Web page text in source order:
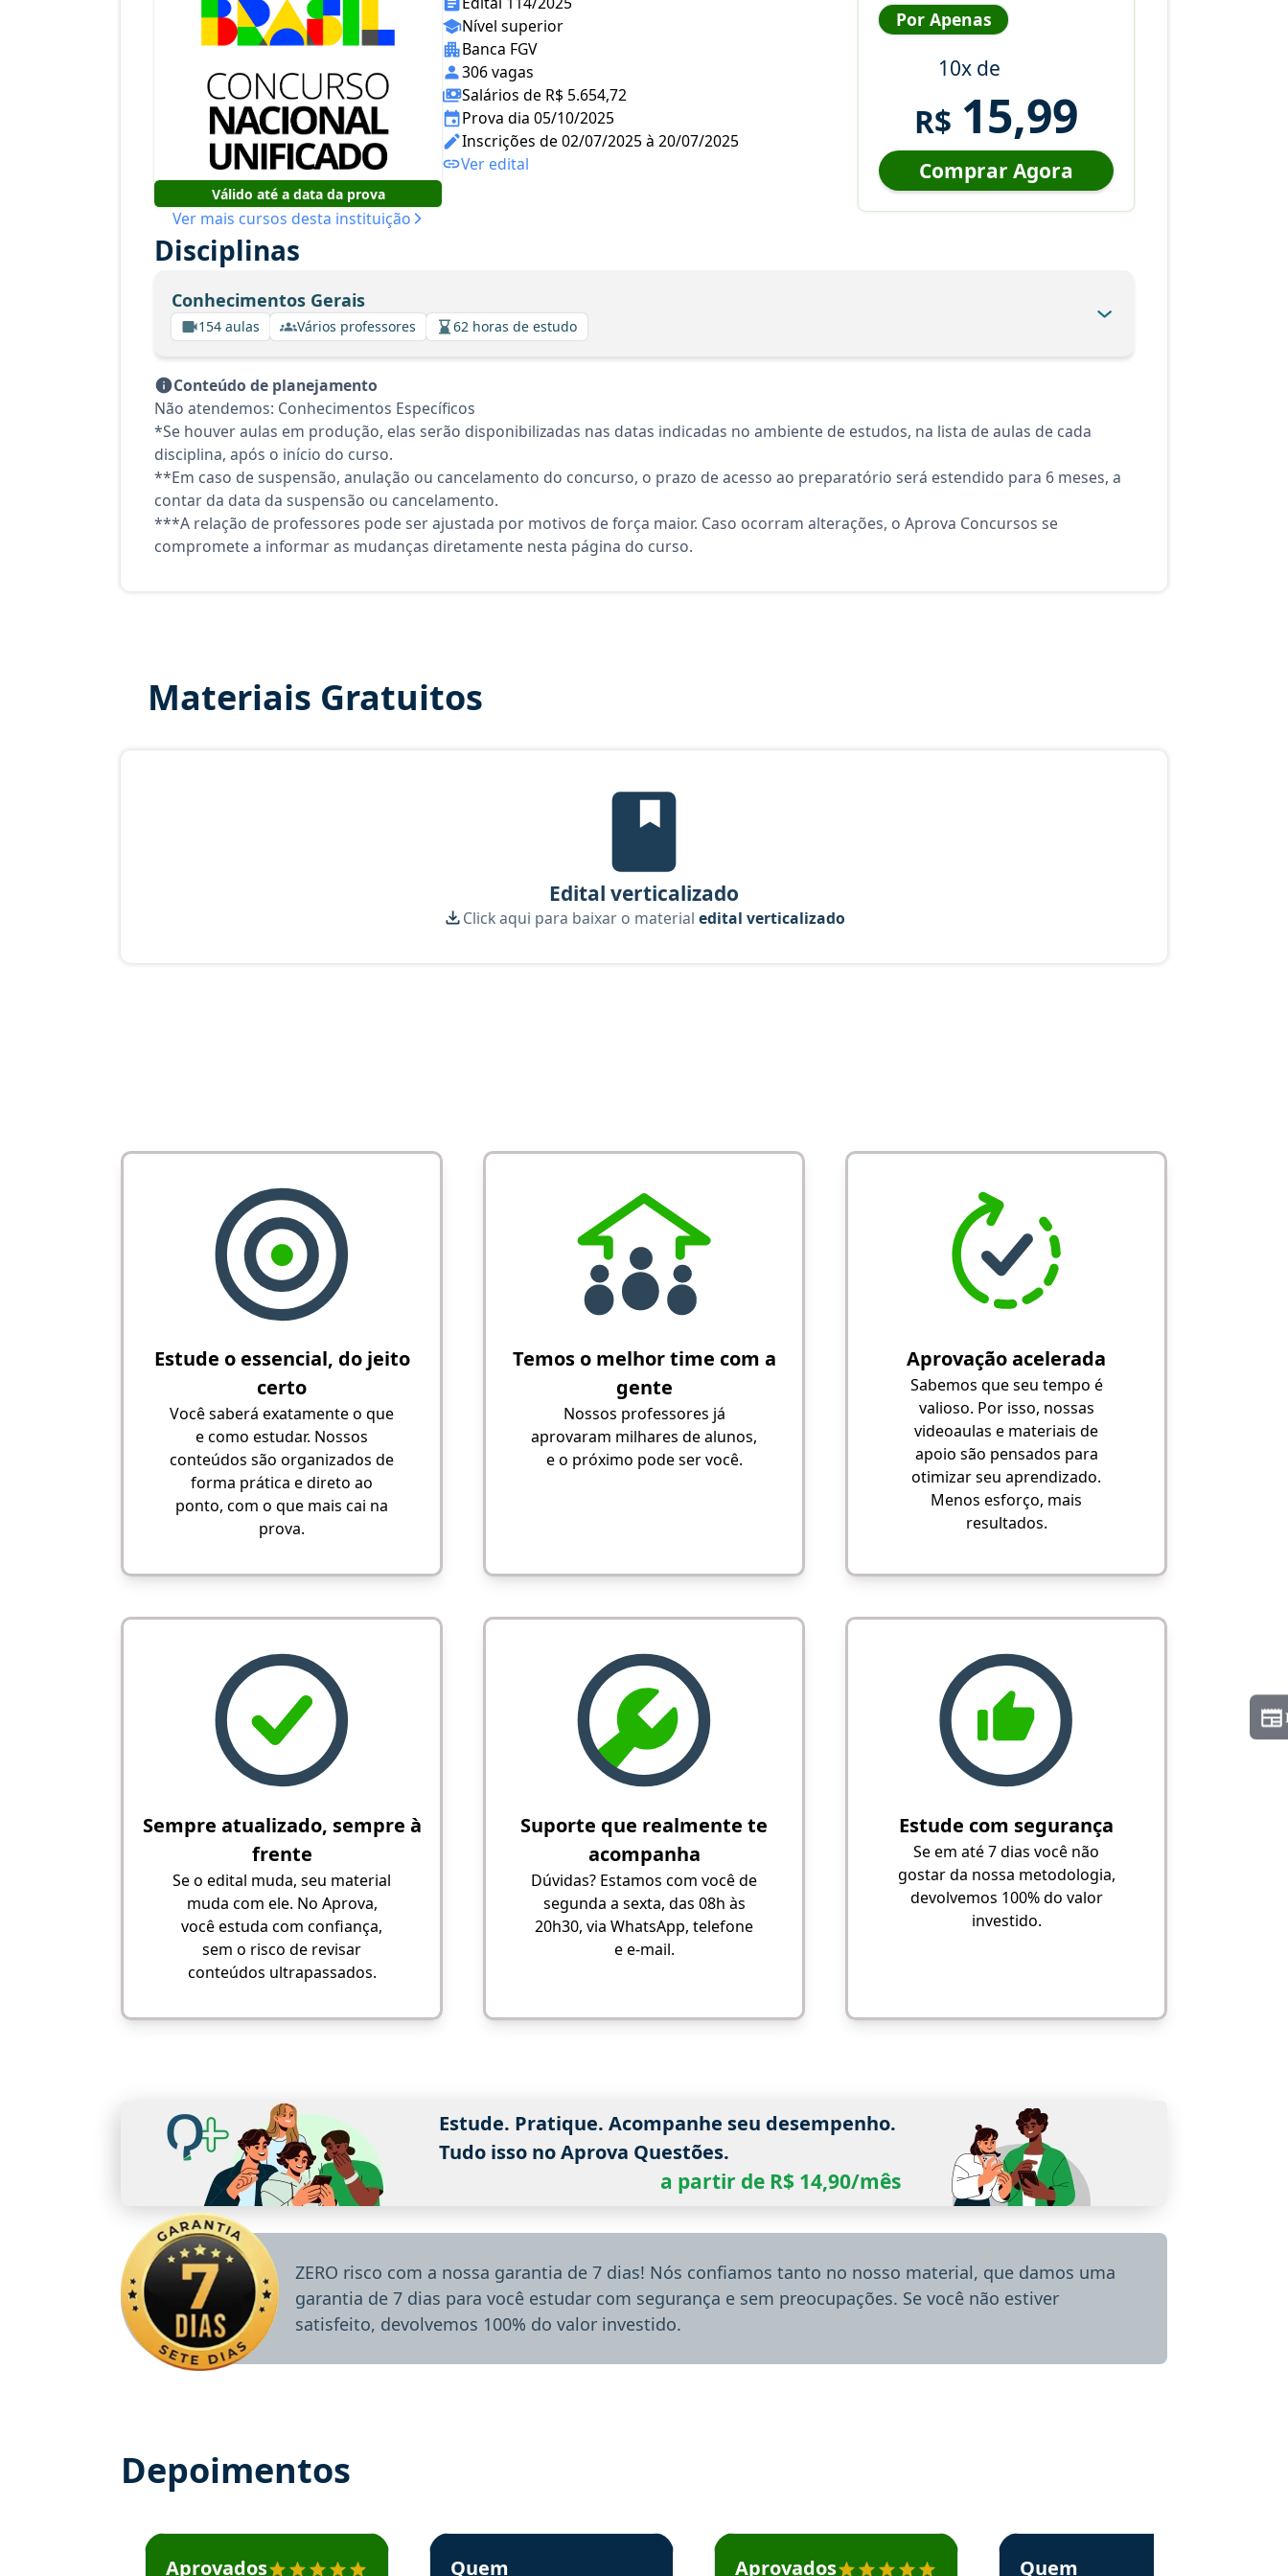
Válido até a data da prova
Ver mais cursos desta instituição
Nível superior
Banca FGV
306 vagas
Salários de R$ 5.654,72
Prova dia 05/10/2025
Inscrições de 02/07/2025 à 20/07/2025
Ver edital
Por Apenas
10x de
R$ 15,99
Comprar Agora
Disciplinas
Conhecimentos Gerais
154 aulas Vários professores 62 horas de estudo
Conteúdo de planejamento
Não atendemos: Conhecimentos Específicos
*Se houver aulas em produção, elas serão disponibilizadas nas datas indicadas no ambiente de estudos, na lista de aulas de cada
disciplina, após o início do curso.
**Em caso de suspensão, anulação ou cancelamento do concurso, o prazo de acesso ao preparatório será estendido para 6 meses, a
contar da data da suspensão ou cancelamento.
***A relação de professores pode ser ajustada por motivos de força maior. Caso ocorram alterações, o Aprova Concursos se
compromete a informar as mudanças diretamente nesta página do curso.
Materiais Gratuitos
Edital Verticalizado, material gratuito do Aprova Concursos para o curso Bloco 4: Engenharia e
Edital verticalizado
Click aqui para baixar o material edital verticalizado
Estude o essencial, do jeito
certo
Você saberá exatamente o que
e como estudar. Nossos
conteúdos são organizados de
forma prática e direto ao
ponto, com o que mais cai na
prova.
Temos o melhor time com a
gente
Nossos professores já
aprovaram milhares de alunos,
e o próximo pode ser você.
Aprovação acelerada
Sabemos que seu tempo é
valioso. Por isso, nossas
videoaulas e materiais de
apoio são pensados para
otimizar seu aprendizado.
Menos esforço, mais
resultados.
Sempre atualizado, sempre à
frente
Se o edital muda, seu material
muda com ele. No Aprova,
você estuda com confiança,
sem o risco de revisar
conteúdos ultrapassados.
Suporte que realmente te
acompanha
Dúvidas? Estamos com você de
segunda a sexta, das 08h às
20h30, via WhatsApp, telefone
e e-mail.
Estude com segurança
Se em até 7 dias você não
gostar da nossa metodologia,
devolvemos 100% do valor
investido.
Estude. Pratique. Acompanhe seu desempenho.
Tudo isso no Aprova Questões.
a partir de R$ 14,90/mês
ZERO risco com a nossa garantia de 7 dias! Nós confiamos tanto no nosso material, que damos uma
garantia de 7 dias para você estudar com segurança e sem preocupações. Se você não estiver
satisfeito, devolvemos 100% do valor investido.
Depoimentos
Estudante José recomenda o Aprova Concursos em depoimento
Aprovados
Estudante Sergio recomenda o Aprova Concursos em depoimento
Quem
Estudante Mário recomenda o Aprova Concursos em depoimento
Aprovados
Estudante Alessandra recomenda o Aprova
Quem